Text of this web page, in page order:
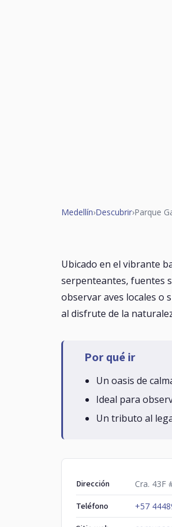
Medellín›Descubrir›Parque
Ubicado en el vibrante
serpenteantes, fuentes
observar aves locales o
al disfrute de la
Por qué ir
Un oasis de
Ideal para
Un tributo al
Dirección Cra. 43F
Teléfono +57